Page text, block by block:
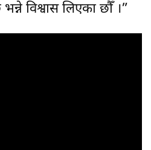
विश्वास लिएका छौँ ।”